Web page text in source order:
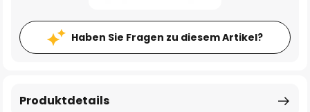
Haben Sie Fragen zu diesem Artikel?
Produktdetails